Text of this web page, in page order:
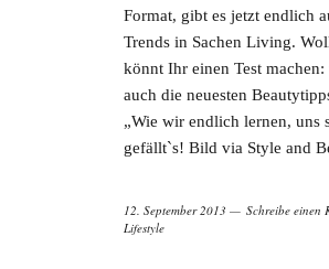
Format, gibt es jetzt endlich
Trends in Sachen Living.
könnt Ihr einen Test
auch die neuesten
„Wie wir endlich lernen, uns
gefällt`s! Bild via Style and
12. September 2013
Schreibe einen
Lifestyle